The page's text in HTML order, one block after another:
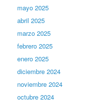
mayo 2025
abril 2025
marzo 2025
febrero 2025
enero 2025
diciembre 2024
noviembre 2024
octubre 2024